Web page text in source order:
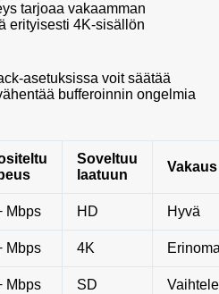
tarjoaa vakaamman
erityisesti 4K-sisällön
asetuksissa voit säätää
bufferoinnin ongelmia
Soveltuu
laatuun
Vakaus
Mbps HD Hyvä
Mbps 4K
Mbps SD